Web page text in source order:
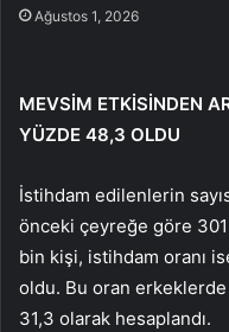
Ağustos 1, 2026
MEVSİM ETKİSİNDEN
YÜZDE 48,3 OLDU
İstihdam edilenlerin
önceki çeyreğe göre
bin kişi, istihdam oranı
oldu. Bu oran
31,3 olarak hesaplandı.